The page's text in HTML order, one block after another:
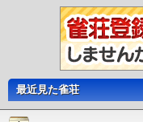
最近見た雀荘